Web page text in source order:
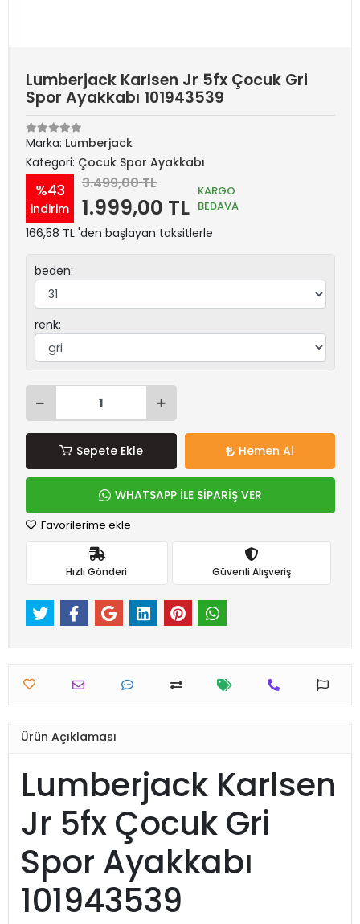
Lumberjack Karlsen Jr 5fx Çocuk Gri
Spor Ayakkabı 101943539
Marka: Lumberjack
Kategori: Çocuk Spor Ayakkabı
%43
indirim
3.499,00 TL
1.999,00 TL
KARGO
BEDAVA
166,58 TL 'den başlayan taksitlerle
beden:
renk:
Sepete Ekle Hemen Al
WHATSAPP İLE SİPARİŞ VER
Favorilerime ekle
Hızlı Gönderi Güvenli Alışveriş
Ürün Açıklaması
Lumberjack Karlsen
Jr 5fx Çocuk Gri
Spor Ayakkabı
101943539